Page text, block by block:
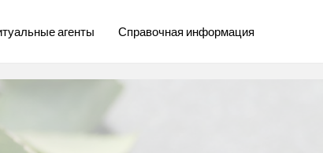
агенты Справочная информация